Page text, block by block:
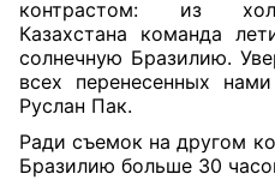
контрастом: из
Казахстана команда
солнечную Бразилию.
всех перенесенных
Руслан Пак.
Ради съемок на другом
Бразилию больше 30